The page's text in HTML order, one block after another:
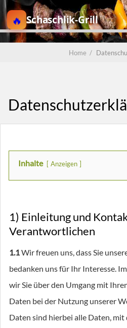
Schaschlik-Grill
Home /
Inhalte Anzeigen
1) Einleitung und
Verantwortlichen
1.1Wir freuen uns, dass Sie
bedanken uns für Ihr Interesse.
wir Sie über den Umgang mit
Daten bei der Nutzung unserer
Daten sind hierbei alle Daten, mit